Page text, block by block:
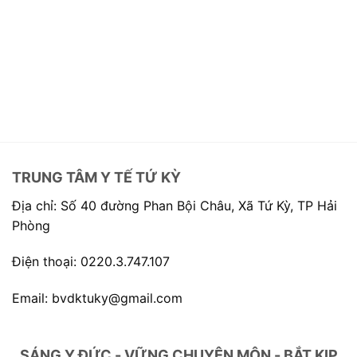
TRUNG TÂM Y TẾ TỨ KỲ
Địa chỉ: Số 40 đường Phan Bội Châu, Xã Tứ Kỳ, TP Hải
Phòng
Điện thoại: 0220.3.747.107
Email: bvdktuky@gmail.com